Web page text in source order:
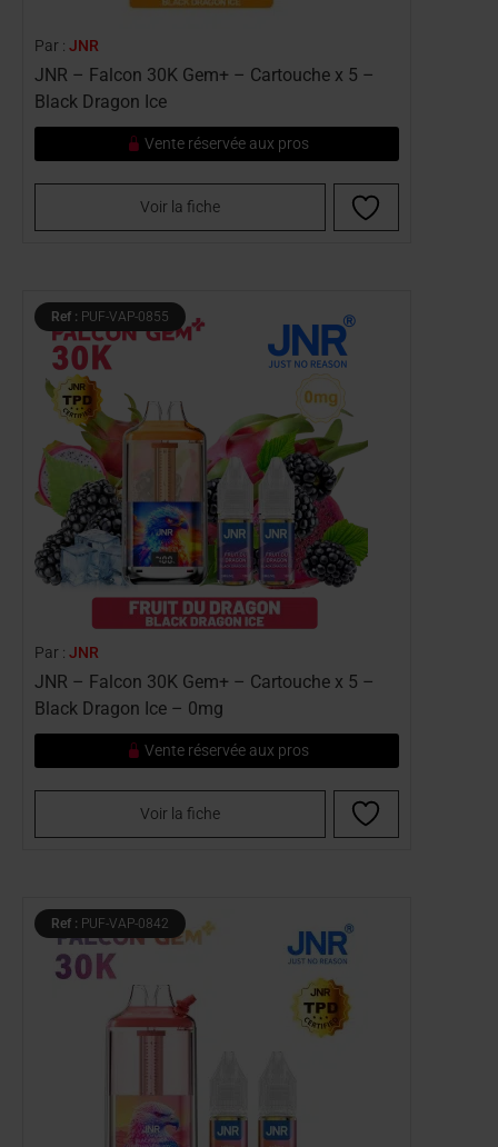
Par : JNR
JNR – Falcon 30K Gem+ – Cartouche x 5 –
Black Dragon Ice
Vente réservée aux pros
Voir la fiche
Ref : PUF-VAP-0855
Par : JNR
JNR – Falcon 30K Gem+ – Cartouche x 5 –
Black Dragon Ice – 0mg
Vente réservée aux pros
Voir la fiche
Ref : PUF-VAP-0842